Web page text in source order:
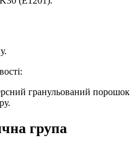
гранульований порошок
група